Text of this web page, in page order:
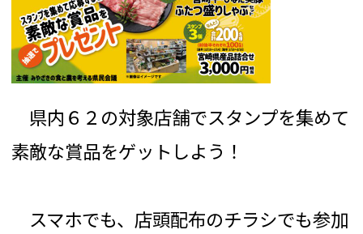
県内６２の対象店舗でスタンプを集めて
素敵な賞品をゲットしよう！
スマホでも、店頭配布のチラシでも参加